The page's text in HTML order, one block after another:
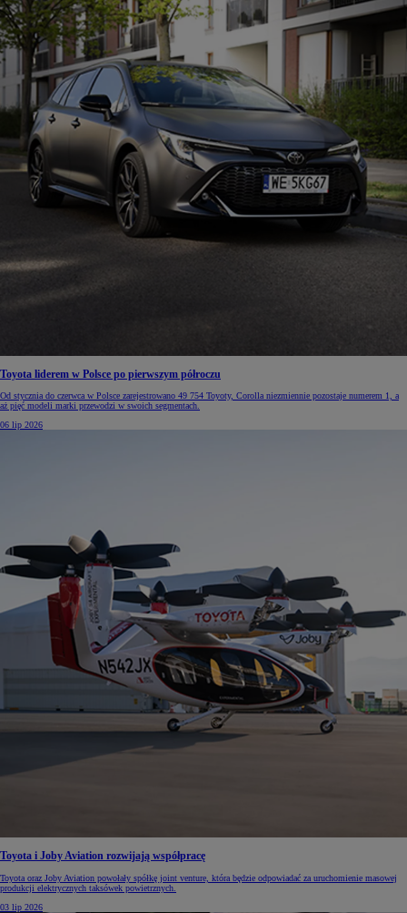
Toyota liderem w Polsce po pierwszym półroczu
Od stycznia do czerwca w Polsce zarejestrowano 49 754 Toyoty, Corolla niezmiennie pozostaje numerem 1, a
aż pięć modeli marki przewodzi w swoich segmentach.
06 lip 2026
Toyota i Joby Aviation rozwijają współpracę
Toyota oraz Joby Aviation powołały spółkę joint venture, która będzie odpowiadać za uruchomienie masowej
produkcji elektrycznych taksówek powietrznych.
03 lip 2026